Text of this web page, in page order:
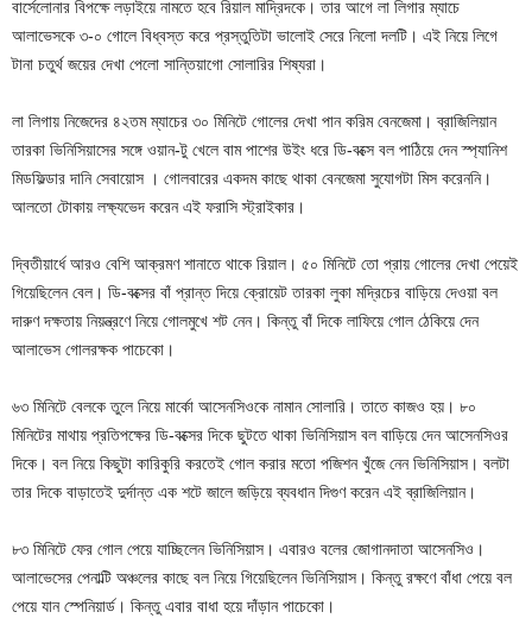
বার্সেলোনার বিপক্ষে লড়াইয়ে নামতে হবে রিয়াল মাদ্রিদকে। তার আগে লা লিগার ম্যাচে
আলাভেসকে ৩-০ গোলে বিধ্বস্ত করে প্রস্তুতিটা ভালোই সেরে নিলো দলটি। এই নিয়ে লিগে
টানা চতুর্থ জয়ের দেখা পেলো সান্তিয়াগো সোলারির শিষ্যরা।
লা লিগায় নিজেদের ৪২তম ম্যাচের ৩০ মিনিটে গোলের দেখা পান করিম বেনজেমা। ব্রাজিলিয়ান
তারকা ভিনিসিয়াসের সঙ্গে ওয়ান-টু খেলে বাম পাশের উইং ধরে ডি-বক্সে বল পাঠিয়ে দেন স্প্যানিশ
মিডফিল্ডার দানি সেবায়োস । গোলবারের একদম কাছে থাকা বেনজেমা সুযোগটা মিস করেননি।
আলতো টোকায় লক্ষ্যভেদ করেন এই ফরাসি স্ট্রাইকার।
দ্বিতীয়ার্ধে আরও বেশি আক্রমণ শানাতে থাকে রিয়াল। ৫০ মিনিটে তো প্রায় গোলের দেখা পেয়েই
গিয়েছিলেন বেল। ডি-বক্সের বাঁ প্রান্ত দিয়ে ক্রোয়েট তারকা লুকা মদ্রিচের বাড়িয়ে দেওয়া বল
দারুণ দক্ষতায় নিয়ন্ত্রণে নিয়ে গোলমুখে শট নেন। কিন্তু বাঁ দিকে লাফিয়ে গোল ঠেকিয়ে দেন
আলাভেস গোলরক্ষক পাচেকো।
৬৩ মিনিটে বেলকে তুলে নিয়ে মার্কো আসেনসিওকে নামান সোলারি। তাতে কাজও হয়। ৮০
মিনিটের মাথায় প্রতিপক্ষের ডি-বক্সের দিকে ছুটতে থাকা ভিনিসিয়াস বল বাড়িয়ে দেন আসেনসিওর
দিকে। বল নিয়ে কিছুটা কারিকুরি করতেই গোল করার মতো পজিশন খুঁজে নেন ভিনিসিয়াস। বলটা
তার দিকে বাড়াতেই দুর্দান্ত এক শটে জালে জড়িয়ে ব্যবধান দিগুণ করেন এই ব্রাজিলিয়ান।
৮৩ মিনিটে ফের গোল পেয়ে যাচ্ছিলেন ভিনিসিয়াস। এবারও বলের জোগানদাতা আসেনসিও।
আলাভেসের পেনাল্টি অঞ্চলের কাছে বল নিয়ে গিয়েছিলেন ভিনিসিয়াস। কিন্তু রক্ষণে বাঁধা পেয়ে বল
পেয়ে যান স্পেনিয়ার্ড। কিন্তু এবার বাধা হয়ে দাঁড়ান পাচেকো।